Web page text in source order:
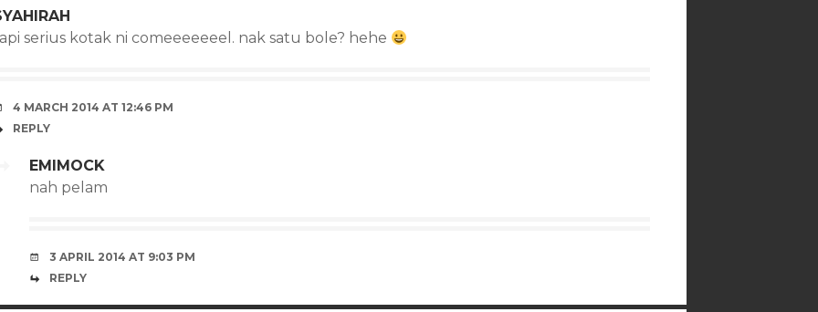
serius kotak ni comeeeeeeel. nak satu bole? hehe
4 MARCH 2014 AT 12:46 PM
REPLY
EMIMOCK
nah pelam
3 APRIL 2014 AT 9:03 PM
REPLY